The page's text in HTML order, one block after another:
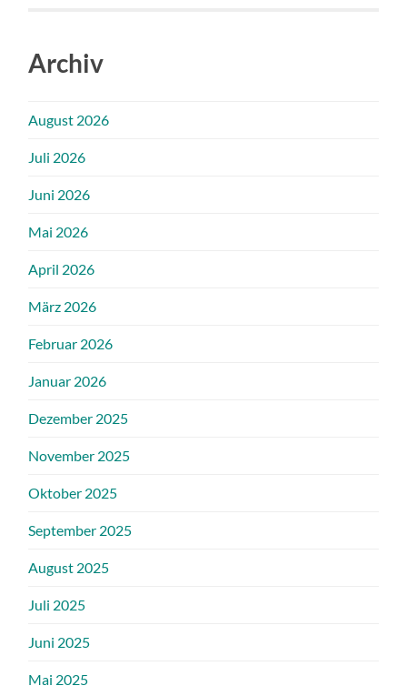
Archiv
August 2026
Juli 2026
Juni 2026
Mai 2026
April 2026
März 2026
Februar 2026
Januar 2026
Dezember 2025
November 2025
Oktober 2025
September 2025
August 2025
Juli 2025
Juni 2025
Mai 2025